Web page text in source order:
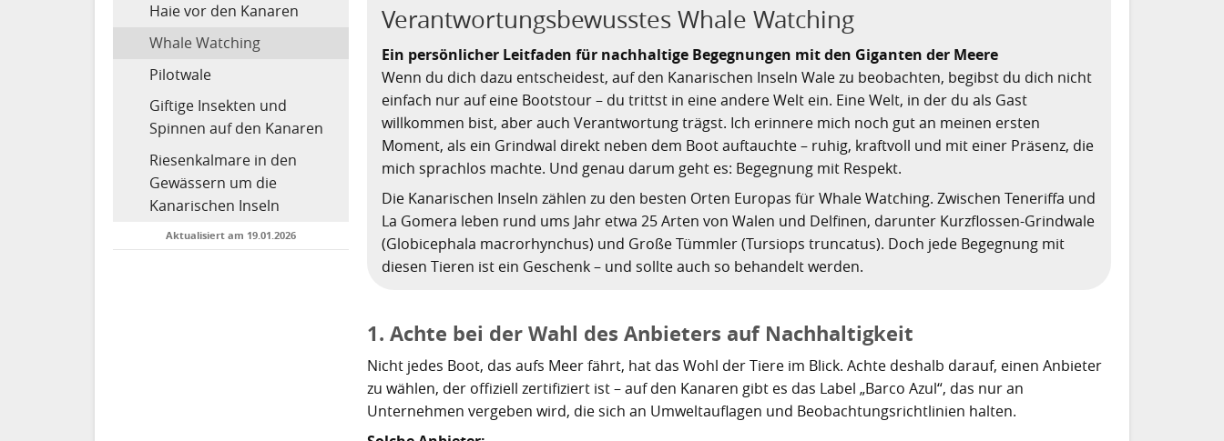
Haie vor den Kanaren
Whale Watching
Pilotwale
Giftige Insekten und
Spinnen auf den Kanaren
Riesenkalmare in den
Gewässern um die
Kanarischen Inseln
Aktualisiert am 19.01.2026
Verantwortungsbewusstes Whale Watching
Ein persönlicher Leitfaden für nachhaltige Begegnungen mit den Giganten der Meere
Wenn du dich dazu entscheidest, auf den Kanarischen Inseln Wale zu beobachten, begibst du dich nicht
einfach nur auf eine Bootstour – du trittst in eine andere Welt ein. Eine Welt, in der du als Gast
willkommen bist, aber auch Verantwortung trägst. Ich erinnere mich noch gut an meinen ersten
Moment, als ein Grindwal direkt neben dem Boot auftauchte – ruhig, kraftvoll und mit einer Präsenz, die
mich sprachlos machte. Und genau darum geht es: Begegnung mit Respekt.
Die Kanarischen Inseln zählen zu den besten Orten Europas für Whale Watching. Zwischen Teneriffa und
La Gomera leben rund ums Jahr etwa 25 Arten von Walen und Delfinen, darunter Kurzflossen-Grindwale
(Globicephala macrorhynchus) und Große Tümmler (Tursiops truncatus). Doch jede Begegnung mit
diesen Tieren ist ein Geschenk – und sollte auch so behandelt werden.
1. Achte bei der Wahl des Anbieters auf Nachhaltigkeit
Nicht jedes Boot, das aufs Meer fährt, hat das Wohl der Tiere im Blick. Achte deshalb darauf, einen Anbieter
zu wählen, der offiziell zertifiziert ist – auf den Kanaren gibt es das Label „Barco Azul“, das nur an
Unternehmen vergeben wird, die sich an Umweltauflagen und Beobachtungsrichtlinien halten.